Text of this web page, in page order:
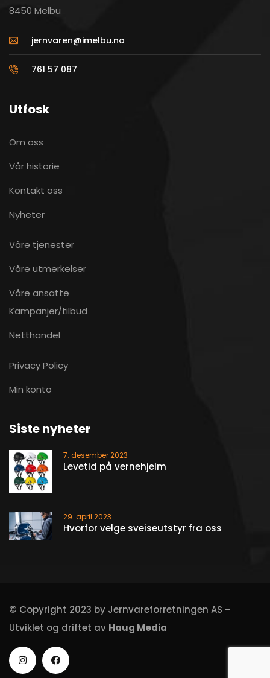
8450 Melbu
jernvaren@imelbu.no
761 57 087
Utfosk
Om oss
Vår historie
Kontakt oss
Nyheter
Våre tjenester
Våre utmerkelser
Våre ansatte
Kampanjer/tilbud
Netthandel
Privacy Policy
Min konto
Siste nyheter
7. desember 2023
Levetid på vernehjelm
29. april 2023
Hvorfor velge sveiseutstyr fra oss
© Copyright 2023 by Jernvareforretningen AS –
Utviklet og driftet av Haug Media